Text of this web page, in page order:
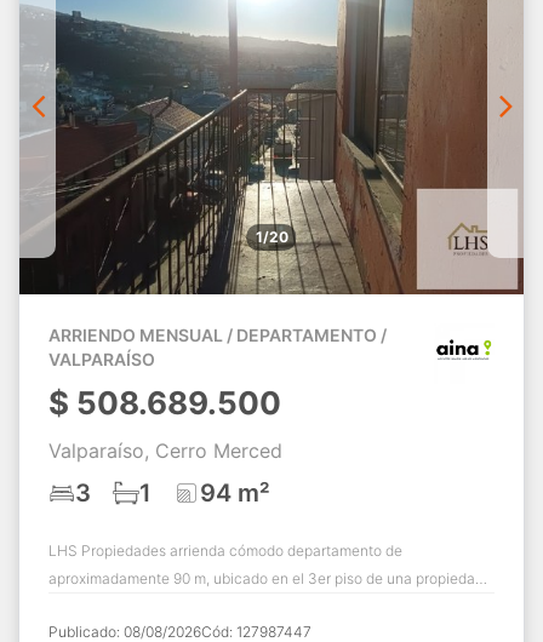
1/20
ARRIENDO MENSUAL / DEPARTAMENTO /
VALPARAÍSO
$ 508.689.500
Valparaíso, Cerro Merced
3 1 94 m²
LHS Propiedades arrienda cómodo departamento de
aproximadamente 90 m, ubicado en el 3er piso de una propiedad
Publicado: 08/08/2026Cód: 127987447